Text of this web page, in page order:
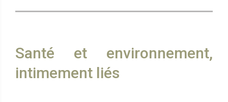
Santé et environnement,
intimement liés